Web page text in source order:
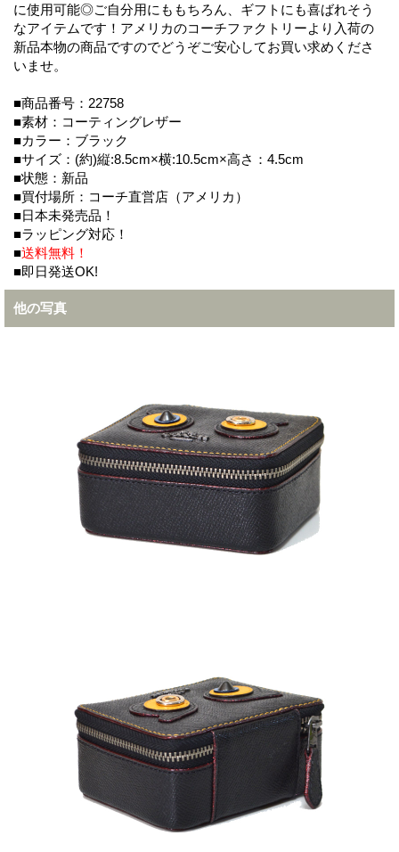
に使用可能◎ご自分用にももちろん、ギフトにも喜ばれそう
なアイテムです！アメリカのコーチファクトリーより入荷の
新品本物の商品ですのでどうぞご安心してお買い求めくださ
いませ。
■商品番号：22758
■素材：コーティングレザー
■カラー：ブラック
■サイズ：(約)縦:8.5cm×横:10.5cm×高さ：4.5cm
■状態：新品
■買付場所：コーチ直営店（アメリカ）
■日本未発売品！
■ラッピング対応！
■送料無料！
■即日発送OK!
他の写真